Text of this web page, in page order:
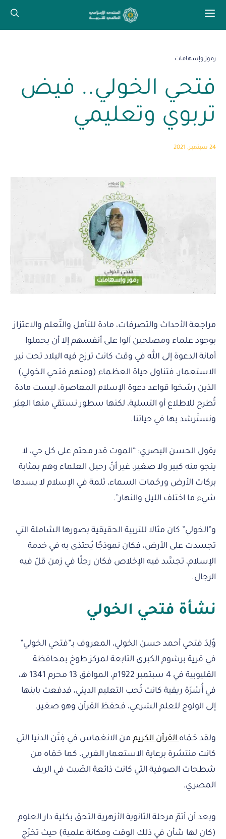
رموز وإسهامات
فتحي الخولي.. فيض
تربوي وتعليمي
24 سبتمبر، 2021
مراجعة الأحداث والتصرفات، مادة للتأمل والتّعلم والاعتزاز
بوجود علماء ومصلحين آلوا على أنفسهم إلا أن يحملوا
أمانة الدعوة إلى الله في وقت كانت ترزح فيه البلاد تحت نير
الاستعمار، فتناول حياة العظماء (ومنهم فتحي الخولي)
الذين رسّخوا قواعد دعوة الإسلام المعاصرة، ليست مادة
تُطرح للاطلاع أو التسلية، لكنها سطور نستقي منها العِبَر
ونستَرشد بها في حياتنا.
يقول الحسن البصري: “الموت قدر محتم على كل حي، لا
ينجو منه كبير ولا صغير، غير أنّ رحيل العلماء وهم بمثابة
بركات الأرض ورحَمات السماء، ثلمة في الإسلام لا يسدها
شيء ما اختلف الليل والنهار”.
و”الخولي” كان مثالا للتربية الحقيقية بصورها الشاملة التي
تجسدت على الأرض، فكان نموذجًا يُحتذى به في خدمة
الإسلام، تجسَّد فيه الإخلاص فكان رجلًا في زمن قلّ فيه
الرجال.
نشأة فتحي الخولي
وُلِدَ فتحي أحمد حسن الخولي، المعروف بـ”فتحي الخولي”
في قرية برشوم الكبرى التابعة لمركز طوخ بمحافظة
القليوبية في 4 سبتمبر 1922م، الموافق 13 محرم 1341 هـ،
في أُسْرَة ريفية كانت تُحب التعليم الديني، فدفعت بابنها
إلى الولوج للعلم الشرعي، فحفظ القرآن وهو صغير.
ولقد حَمَاه القرآن الكريم من الانغماس في فِتَن الدنيا التي
كانت منتشرة برعاية الاستعمار الغربي، كما حَمَاه من
شطحات الصوفية التي كانت ذائعة الصّيت في الريف
المصري.
وبعد أن أتمّ مرحلة الثانوية الأزهرية التحق بكلية دار العلوم
(كان لها شأن في ذلك الوقت ومكانة علمية) حيث تخرّج